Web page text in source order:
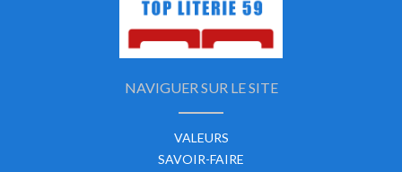
NAVIGUER SUR LE SITE
VALEURS
SAVOIR-FAIRE